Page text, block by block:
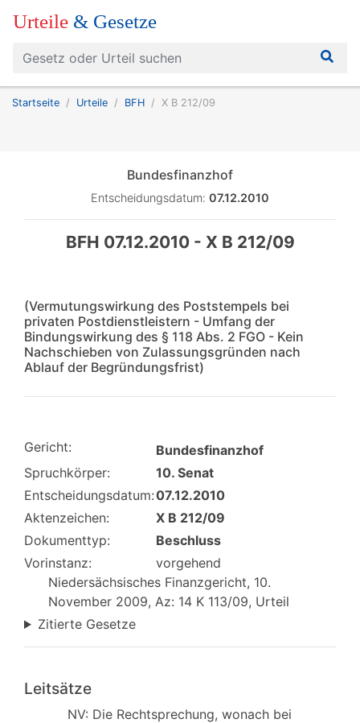
Urteile & Gesetze
Startseite Urteile BFH X B 212/09
Bundesfinanzhof
Entscheidungsdatum: 07.12.2010
BFH 07.12.2010 - X B 212/09
(Vermutungswirkung des Poststempels bei
privaten Postdienstleistern - Umfang der
Bindungswirkung des § 118 Abs. 2 FGO - Kein
Nachschieben von Zulassungsgründen nach
Ablauf der Begründungsfrist)
Gericht:
Bundesfinanzhof
Spruchkörper:
10. Senat
Entscheidungsdatum:07.12.2010
Aktenzeichen:
X B 212/09
Dokumenttyp:
Beschluss
Vorinstanz:
vorgehend
Niedersächsisches Finanzgericht, 10.
November 2009, Az: 14 K 113/09, Urteil
Zitierte Gesetze
Leitsätze
NV: Die Rechtsprechung, wonach bei